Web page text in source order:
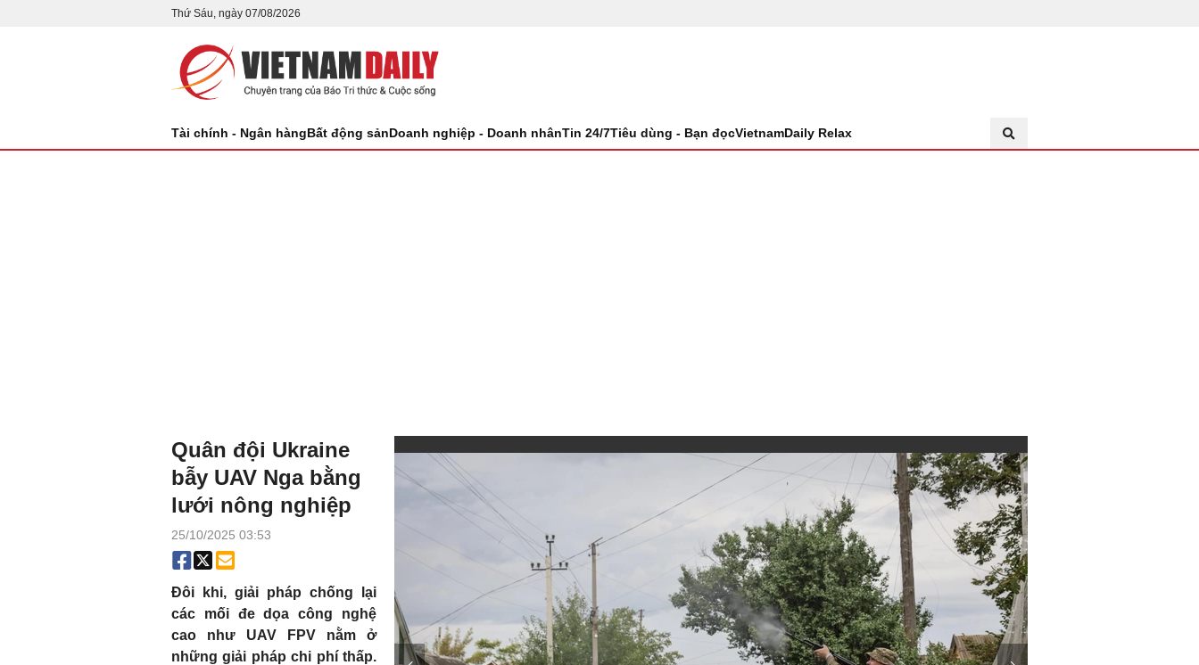
Thứ Sáu, ngày 07/08/2026
Tài chính - Ngân hàngBất động sảnDoanh nghiệp - Doanh nhânTin 24/7Tiêu dùng - Bạn đọcVietnamDaily Relax
Quân đội Ukraine
bẫy UAV Nga bằng
lưới nông nghiệp
25/10/2025 03:53
Đôi khi, giải pháp chống lại
các mối đe dọa công nghệ
cao như UAV FPV nằm ở
những giải pháp chi phí thấp.